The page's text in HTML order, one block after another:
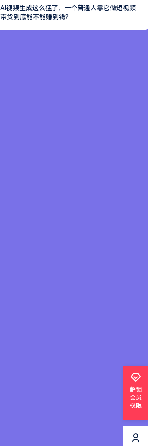
AI视频生成这么猛了，一个普通人靠它做短视频
带货到底能不能赚到钱？
解锁
会员
权限